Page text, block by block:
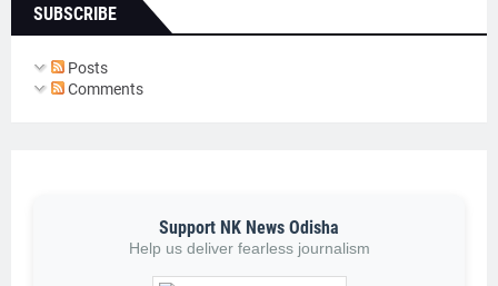
SUBSCRIBE
Posts
Comments
Support NK News Odisha
Help us deliver fearless journalism